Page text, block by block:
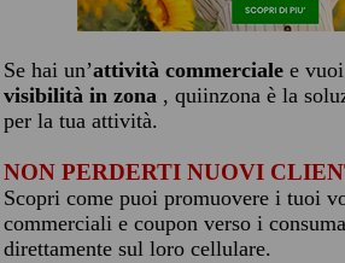
Se hai un’attività commerciale e vuoi
visibilità in zona , quiinzona è la
per la tua attività.
NON PERDERTI NUOVI
Scopri come puoi promuovere i tuoi
commerciali e coupon verso i
direttamente sul loro cellulare.